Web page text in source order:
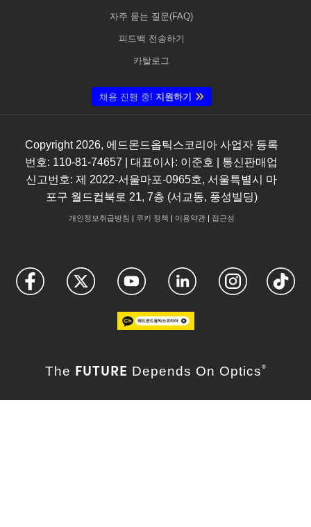
자주 묻는 질문(FAQ)
피드백 전송하기
카탈로그
채용 진행 중! 지원하기
Copyright 2026, 에드몬드옵틱스코리아 사업자 등록
번호: 110-81-74657 | 대표이사: 이준호 | 통신판매업
신고번호: 제 2022-서울마포-0965호, 서울특별시 마
포구 월드컵북로 21, 7층 (서교동, 풍성빌딩)
개인정보취급방침 | 쿠키 정책 | 이용약관| 접근성
The FUTURE Depends On Optics ®